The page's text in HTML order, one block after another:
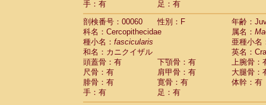
手：有
足：有
剖検番号：00060
性別：F
年齢：
科名：Cercopithecidae
属名：
種小名： fascicularis
亜種小名
和名：カニクイザル
英名：
頭蓋骨：有
下顎骨：有
上腕骨：
尺骨：有
肩甲骨：有
大腿骨：
腓骨：有
寛骨：有
体幹：有
手：有
足：有